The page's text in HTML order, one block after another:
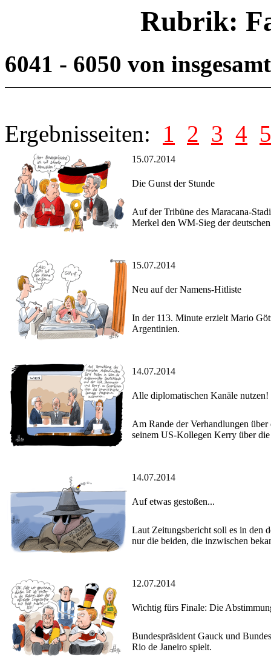
Rubrik:
6041 - 6050 von
Ergebnisseiten: 1 2 3 4 5
15.07.2014
Die Gunst der Stunde
Auf der Tribüne des Maracana-
Merkel den WM-Sieg der
15.07.2014
Neu auf der Namens-Hitliste
In der 113. Minute erzielt Mario
Argentinien.
14.07.2014
Alle diplomatischen Kanäle nutzen!
Am Rande der Verhandlungen
seinem US-Kollegen Kerry über
14.07.2014
Auf etwas gestoßen...
Laut Zeitungsbericht soll es in den
nur die beiden, die inzwischen
12.07.2014
Wichtig fürs Finale: Die
Bundespräsident Gauck und
Rio de Janeiro spielt.